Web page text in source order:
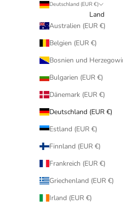
Deutschland (EUR €)
Land
Australien (EUR €)
Belgien (EUR €)
Bosnien und
Bulgarien (EUR €)
Dänemark (EUR €)
Deutschland (EUR €)
Estland (EUR €)
Finnland (EUR €)
Frankreich (EUR €)
Griechenland (EUR €)
Irland (EUR €)